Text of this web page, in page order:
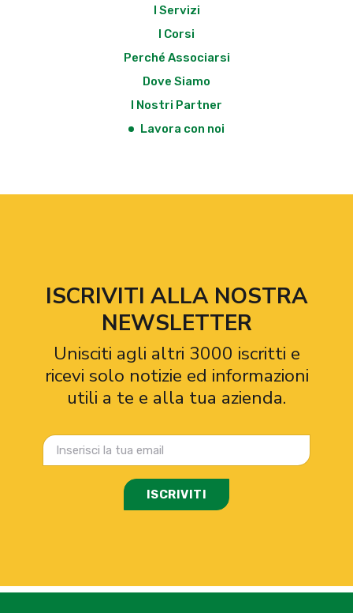
I Servizi
I Corsi
Perché Associarsi
Dove Siamo
I Nostri Partner
Lavora con noi
ISCRIVITI ALLA NOSTRA
NEWSLETTER
Unisciti agli altri 3000 iscritti e
ricevi solo notizie ed informazioni
utili a te e alla tua azienda.
ISCRIVITI